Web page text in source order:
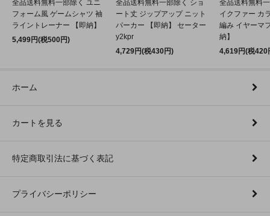
全品送料無料一部除く ユニ
フォーム風 ゲームシャツ 袖
ライントレーナー 【即納】
5,499円(税500円)
全品送料無料一部除く ショ
ート丈 ジップアップ ニット
パーカー 【即納】 セーター
y2kpr
4,729円(税430円)
全品送料無料
イクファー カ
編み イヤーマ
納】
4,619円(税420
ホーム
カートを見る
特定商取引法に基づく表記
プライバシーポリシー